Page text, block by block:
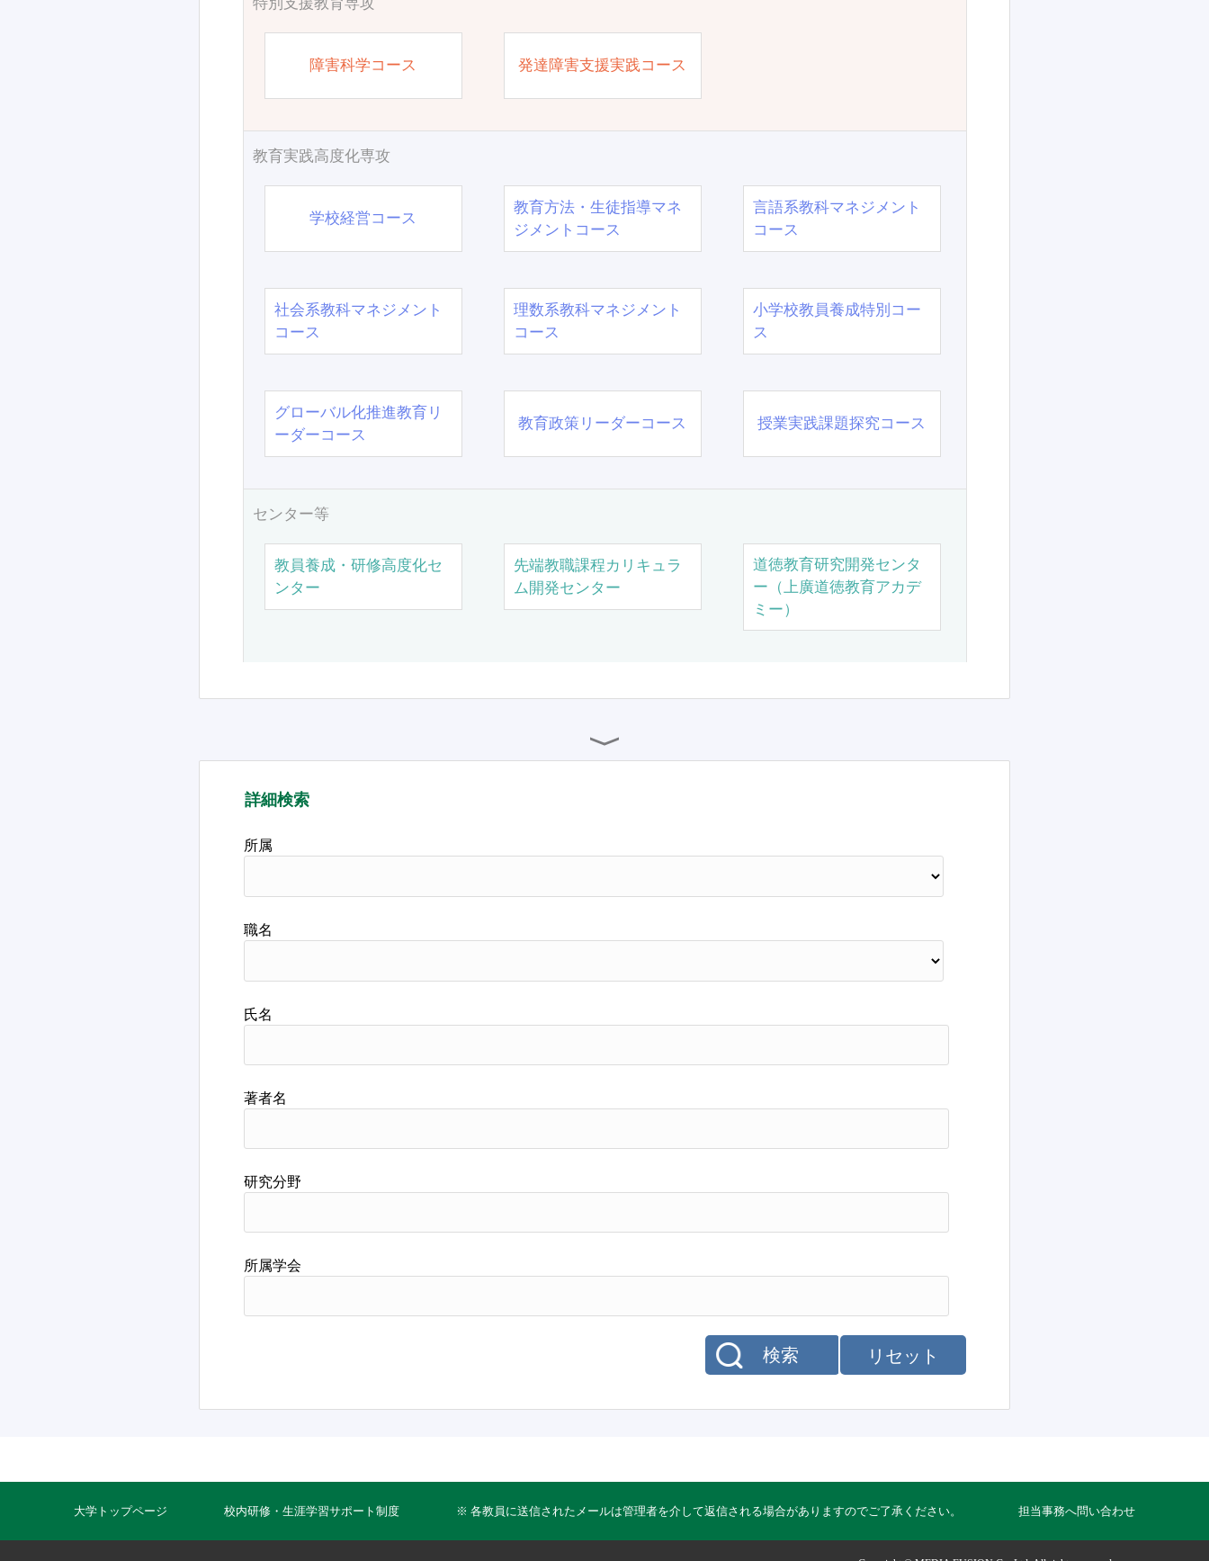
障害科学コース 発達障害支援実践コース
教育実践高度化専攻
学校経営コース
教育方法・生徒指導マネ
ジメントコース
言語系教科マネジメント
コース
社会系教科マネジメント
コース
理数系教科マネジメント
コース
小学校教員養成特別コー
ス
グローバル化推進教育リ
ーダーコース
教育政策リーダーコース 授業実践課題探究コース
センター等
教員養成・研修高度化セ
ンター
先端教職課程カリキュラ
ム開発センター
道徳教育研究開発センタ
ー（上廣道徳教育アカデ
ミー）
詳細検索
所属
職名
氏名
著者名
研究分野
所属学会
リセット
検索
大学トップページ 校内研修・生涯学習サポート制度 ※ 各教員に送信されたメールは管理者を介して返信される場合がありますのでご了承ください。 担当事務へ問い合わせ